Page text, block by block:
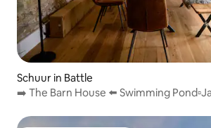
Schuur in Battle
➡️ The Barn House ⬅️